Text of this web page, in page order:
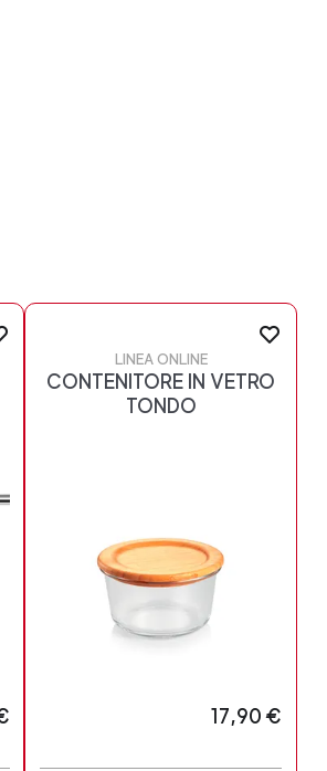
LINEA ONLINE
CONTENITORE IN VETRO
TONDO
17,90 €